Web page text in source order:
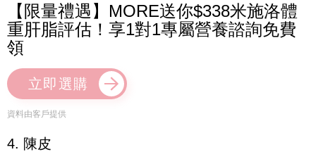
【限量禮遇】MORE送你$338米施洛體
重肝脂評估！享1對1專屬營養諮詢免費
領
立即選購
資料由客戶提供
4. 陳皮